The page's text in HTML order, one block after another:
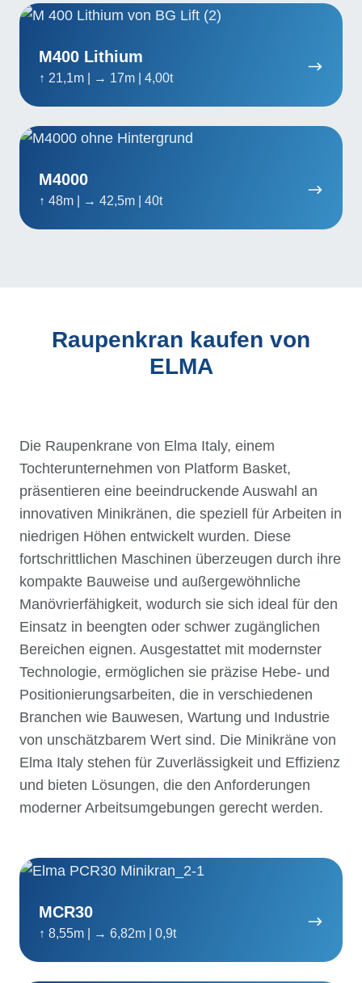
M400 Lithium
↑ 21,1m | → 17m | 4,00t
M400
M4000
↑ 48m | → 42,5m | 40t
M4000
Raupenkran kaufen von
ELMA
Die Raupenkrane von Elma Italy, einem
Tochterunternehmen von Platform Basket,
präsentieren eine beeindruckende Auswahl an
innovativen Minikränen, die speziell für Arbeiten in
niedrigen Höhen entwickelt wurden. Diese
fortschrittlichen Maschinen überzeugen durch ihre
kompakte Bauweise und außergewöhnliche
Manövrierfähigkeit, wodurch sie sich ideal für den
Einsatz in beengten oder schwer zugänglichen
Bereichen eignen. Ausgestattet mit modernster
Technologie, ermöglichen sie präzise Hebe- und
Positionierungsarbeiten, die in verschiedenen
Branchen wie Bauwesen, Wartung und Industrie
von unschätzbarem Wert sind. Die Minikräne von
Elma Italy stehen für Zuverlässigkeit und Effizienz
und bieten Lösungen, die den Anforderungen
moderner Arbeitsumgebungen gerecht werden.
MCR30
↑ 8,55m | → 6,82m | 0,9t
MCR30